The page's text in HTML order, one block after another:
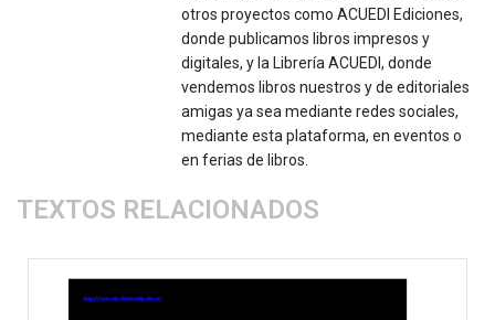
otros proyectos como ACUEDI Ediciones,
donde publicamos libros impresos y
digitales, y la Librería ACUEDI, donde
vendemos libros nuestros y de editoriales
amigas ya sea mediante redes sociales,
mediante esta plataforma, en eventos o
en ferias de libros.
TEXTOS RELACIONADOS